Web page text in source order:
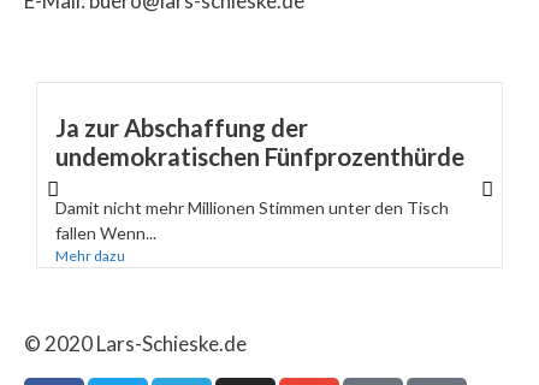
Ja zur Abschaffung der
undemokratischen Fünfprozenthürde
Damit nicht mehr Millionen Stimmen unter den Tisch
fallen Wenn...
Mehr dazu
© 2020 Lars-Schieske.de